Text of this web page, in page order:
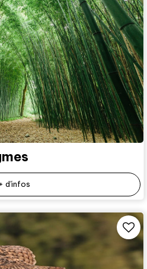
+ d'infos